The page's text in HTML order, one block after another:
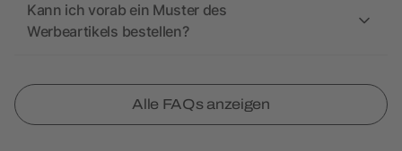
Kann ich vorab ein Muster des
Werbeartikels bestellen?
Alle FAQs anzeigen